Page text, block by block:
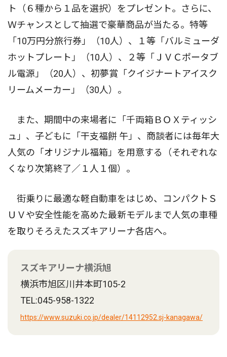
ト（６種から１品を選択）をプレゼント。さらに、
Ｗチャンスとして抽選で豪華商品が当たる。特等
「10万円分旅行券」（10人）、１等「バルミューダ
ホットプレート」（10人）、２等「ＪＶＣポータブ
ル電源」（20人）、初夢賞「クイジナートアイスク
リームメーカー」（30人）。
また、期間中の来場者に「千両箱ＢＯＸティッシ
ュ」、子どもに「干支福餅 午」、商談者には毎年大
人気の「オリジナル福箱」を用意する（それぞれな
くなり次第終了／１人１個）。
街乗りに最適な軽自動車をはじめ、コンパクトＳ
ＵＶや安全性能を高めた最新モデルまで人気の車種
を取りそろえたスズキアリーナ各店へ。
スズキアリーナ横浜旭
横浜市旭区川井本町105-2
TEL:045-958-1322
https://www.suzuki.co.jp/dealer/14112952.sj-kanagawa/